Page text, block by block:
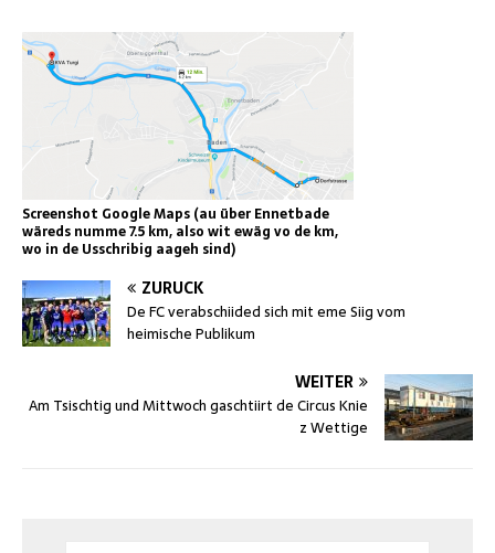
Screenshot Google Maps (au über Ennetbade
wäreds numme 7.5 km, also wit ewäg vo de km,
wo in de Usschribig aageh sind)
ZURÜCK
De FC verabschiided sich mit eme Siig vom
heimische Publikum
WEITER
Am Tsischtig und Mittwoch gaschtiirt de Circus Knie
z Wettige